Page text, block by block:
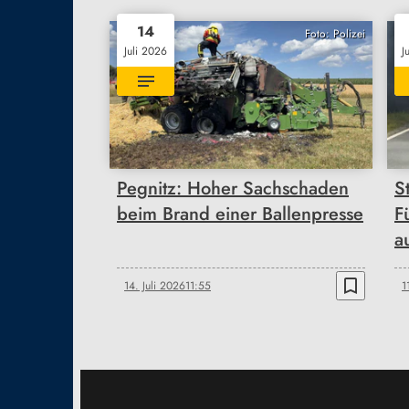
Foto: Polizei
14
Juli 2026
Pegnitz: Hoher Sachschaden
beim Brand einer Ballenpresse
14. Juli 202611:55 bookmark_border